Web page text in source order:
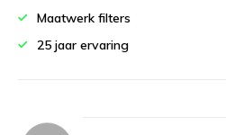
Maatwerk filters
25 jaar ervaring